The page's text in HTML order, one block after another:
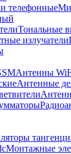
телефонные
Тональные
излучатели
Антенны
Антенные
Монтажные